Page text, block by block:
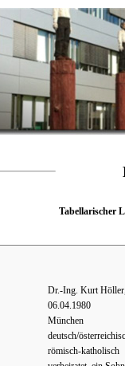
Tabellarischer
Dr.-Ing. Kurt
06.04.1980
München
deutsch/
römisch-katholisch